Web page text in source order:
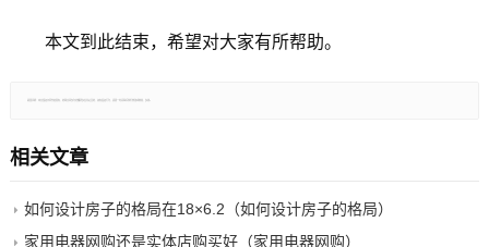
本文到此结束，希望对大家有所帮助。
相关文章
如何设计房子的格局在18×6.2（如何设计房子的格局）
家用电器网购还是实体店购买好（家用电器网购）